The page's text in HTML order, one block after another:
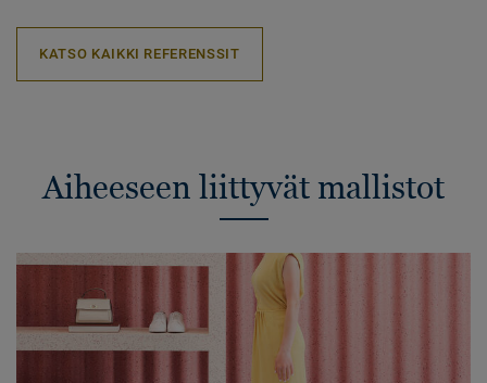
KATSO KAIKKI REFERENSSIT
Aiheeseen liittyvät mallistot